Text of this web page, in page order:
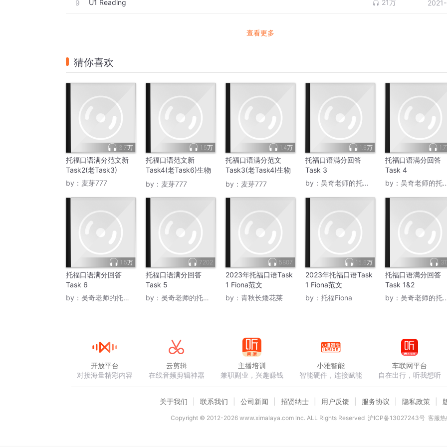
9 U1 Reading 21万
查看更多
猜你喜欢
3.7万
托福口语满分范文新
Task2(老Task3)
by： 麦芽777
1.5万
托福口语范文新
Task4(老Task6)生物
商科
by： 麦芽777
1.4万
托福口语满分范文
Task3(老Task4)生物
商科
by： 麦芽777
1.6万
托福口语满分回答
Task 3
by： 吴奇老师的托口秀
托福口语满分回答
Task 4
by： 吴奇老师的托口秀
1.5万
托福口语满分回答
Task 6
by： 吴奇老师的托口秀
7202
托福口语满分回答
Task 5
by： 吴奇老师的托口秀
5807
2023年托福口语Task
1 Fiona范文
by： 青秋长矮花莱
15.6万
2023年托福口语Task
1 Fiona范文
by： 托福Fiona
托福口语满分回答
Task 1&2
by： 吴奇老师的托口秀
开放平台
对接海量精彩内容
云剪辑
在线音频剪辑神器
主播培训
兼职副业，兴趣赚钱
小雅智能
智能硬件，连接赋能
车联网平台
自在出行，听我想听
关于我们 联系我们 公司新闻 招贤纳士 用户反馈 服务协议 隐私政策
Copyright © 2012-2026www.ximalaya.com lnc. ALL Rights Reserved 沪ICP备13027243号 客服